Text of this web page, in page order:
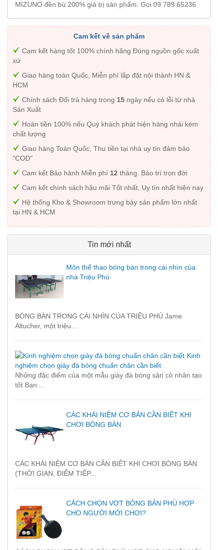
MIZUNO đền bù 200% giá trị sản phẩm. Gọi 09 789 65236
Cam kết về sản phẩm
Cam kết hàng tốt 100% chính hãng Đúng nguồn gốc xuất
xứ
Giao hàng toàn Quốc, Miễn phí lắp đặt nội thành HN &
HCM
Chính sách Đổi trả hàng trong 15 ngày nếu có lỗi từ nhà
Sản Xuất
Hoàn tiền 100% nếu Quý khách phát hiện hàng nhái kém
chất lượng
Giao hàng Toàn Quốc, Thu tiền tại nhà uy tín đảm bảo
"COD"
Cam kết Bảo hành Miễn phí 12 tháng. Bảo trì trọn đời
Cam kết chính sách hậu mãi Tốt nhất, Uy tín nhất hiện nay
Hệ thống Kho & Showroom trưng bày sản phẩm lớn nhất
tại HN & HCM
Tin mới nhất
Môn thể thao bóng bàn trong cái nhìn của
nhà Triệu Phú
BÓNG BÀN TRONG CÁI NHÌN CỦA TRIỆU PHÚ Jame
Altucher, một triệu...
Kinh
nghiệm chọn giày đá bóng chuẩn chân cần biết
Những đặc điểm của một mẫu giày đá bóng sân cỏ nhân tạo
tốt Bạn ...
CÁC KHÁI NIỆM CƠ BẢN CẦN BIẾT KHI
CHƠI BÓNG BÀN
CÁC KHÁI NIỆM CƠ BẢN CẦN BIẾT KHI CHƠI BÓNG BÀN
(THỜI GIAN, ĐIỂM TIẾP...
CÁCH CHỌN VỢT BÓNG BÀN PHÙ HỢP
CHO NGƯỜI MỚI CHƠI?